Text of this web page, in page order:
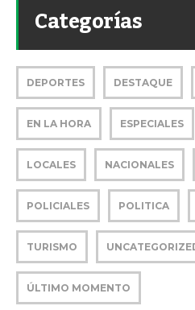
Categorías
DEPORTES DESTAQUE
EN LA HORA ESPECIALES
LOCALES NACIONALES
POLICIALES POLITICA
TURISMO
ÚLTIMO MOMENTO